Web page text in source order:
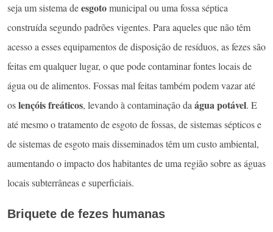
seja um sistema deesgotomunicipal ou uma fossa séptica
construída segundo padrões vigentes. Para aqueles que não têm
acesso a esses equipamentos de disposição de resíduos, as fezes são
feitas em qualquer lugar, o que pode contaminar fontes locais de
água ou de alimentos. Fossas mal feitas também podem vazar até
oslençóis freáticos, levando à contaminação da água potável. E
até mesmo o tratamento de esgoto de fossas, de sistemas sépticos e
de sistemas de esgoto mais disseminados têm um custo ambiental,
aumentando o impacto dos habitantes de uma região sobre as águas
locais subterrâneas e superficiais.
Briquete de fezes humanas